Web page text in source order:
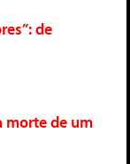
de
morte de um